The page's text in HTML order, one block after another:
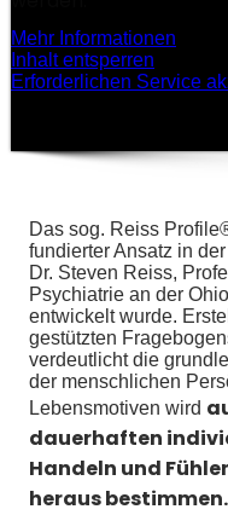
Mehr Informationen
Inhalt entsperren
Erforderlichen Service
Das sog. Reiss
fundierter Ansatz in
Dr. Steven Reiss,
Psychiatrie an der
entwickelt wurde.
gestützten
verdeutlicht die
der menschlichen
Lebensmotiven wird
dauerhaften
Handeln und
heraus bestimmen.